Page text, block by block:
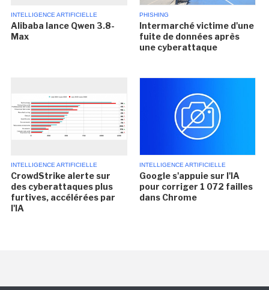
INTELLIGENCE ARTIFICIELLE
Alibaba lance Qwen 3.8-
Max
PHISHING
Intermarché victime d'une
fuite de données après
une cyberattaque
INTELLIGENCE ARTIFICIELLE
CrowdStrike alerte sur
des cyberattaques plus
furtives, accélérées par
l'IA
INTELLIGENCE ARTIFICIELLE
Google s'appuie sur l'IA
pour corriger 1 072 failles
dans Chrome